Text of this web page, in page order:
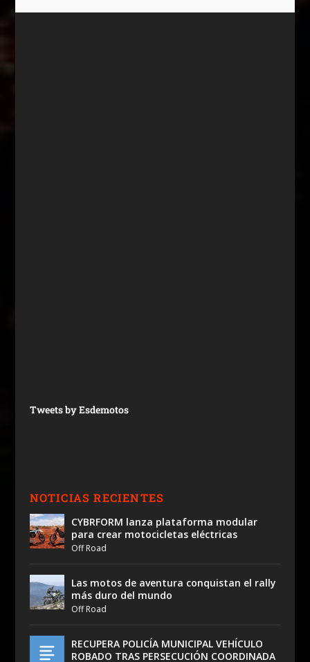
Tweets by Esdemotos
NOTICIAS RECIENTES
CYBRFORM lanza plataforma modular
para crear motocicletas eléctricas
Off Road
Las motos de aventura conquistan el rally
más duro del mundo
Off Road
RECUPERA POLICÍA MUNICIPAL VEHÍCULO
ROBADO TRAS PERSECUCIÓN COORDINADA